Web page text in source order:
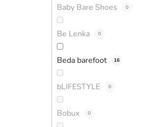
Baby Bare Shoes 0
Be Lenka 0
Beda barefoot 16
bLIFESTYLE 0
Bobux 0